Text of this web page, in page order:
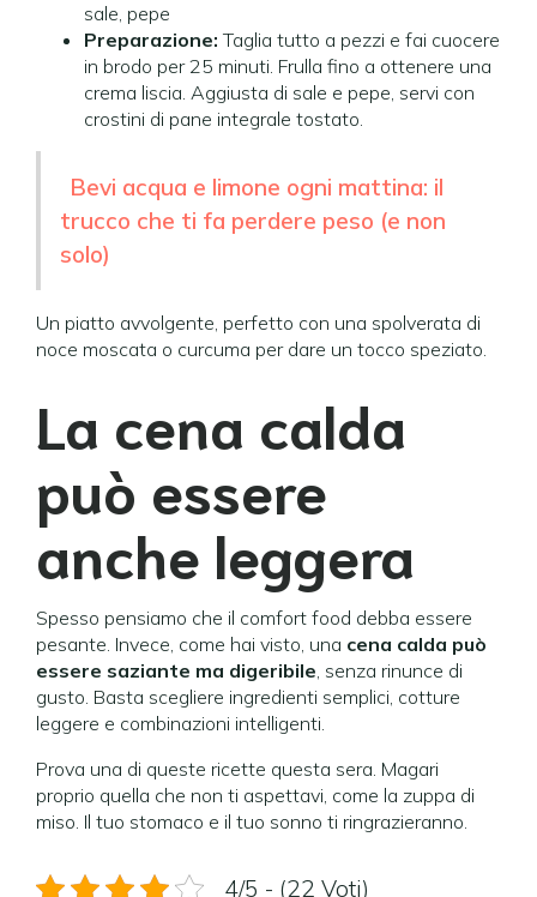
sale, pepe
Preparazione: Taglia tutto a pezzi e fai cuocere
in brodo per 25 minuti. Frulla fino a ottenere una
crema liscia. Aggiusta di sale e pepe, servi con
crostini di pane integrale tostato.
Bevi acqua e limone ogni mattina: il
trucco che ti fa perdere peso (e non
solo)
Un piatto avvolgente, perfetto con una spolverata di
noce moscata o curcuma per dare un tocco speziato.
La cena calda
può essere
anche leggera
Spesso pensiamo che il comfort food debba essere
pesante. Invece, come hai visto, una cena calda può
essere saziante ma digeribile, senza rinunce di
gusto. Basta scegliere ingredienti semplici, cotture
leggere e combinazioni intelligenti.
Prova una di queste ricette questa sera. Magari
proprio quella che non ti aspettavi, come la zuppa di
miso. Il tuo stomaco e il tuo sonno ti ringrazieranno.
4/5 - (22 Voti)